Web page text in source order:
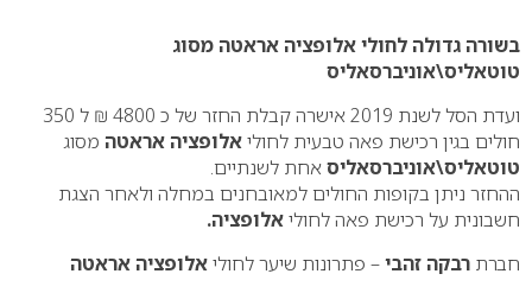
בשורה גדולה לחולי אלופציה אראטה מסוג
טוטאליס\אוניברסאליס
ועדת הסל לשנת 2019 אישרה קבלת החזר של כ 4800 ₪ ל 350
חולים בגין רכישת פאה טבעית לחוליאלופציה אראטה מסוג
טוטאליס\אוניברסאליסאחת לשנתיים.
ההחזר ניתן בקופות החולים למאובחנים במחלה ולאחר הצגת
חשבונית על רכישת פאה לחוליאלופציה.
חברת רבקה זהבי– פתרונות שיער לחוליאלופציה אראטה